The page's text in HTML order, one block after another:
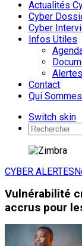
Actualités
Cyber
Cyber
Infos Utiles
Contact
Qui
Switch skin
CYBER ALERTES
Vulnérabilité
accrus pour